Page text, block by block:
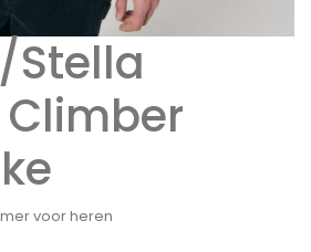
Stella
voor heren